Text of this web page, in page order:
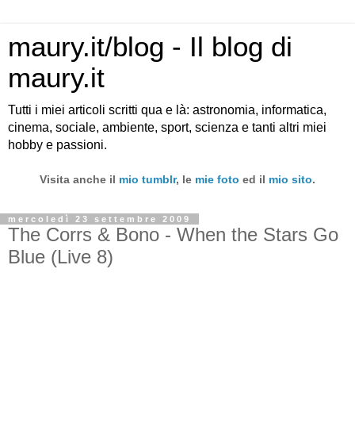
maury.it/blog - Il blog di
maury.it
Tutti i miei articoli scritti qua e là: astronomia, informatica,
cinema, sociale, ambiente, sport, scienza e tanti altri miei
hobby e passioni.
Visita anche il mio tumblr, le mie foto ed il mio sito.
mercoledì 23 settembre 2009
The Corrs & Bono - When the Stars Go
Blue (Live 8)